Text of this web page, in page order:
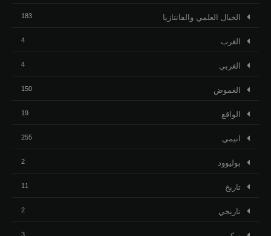
الخيال العلمي والفانتازيا 183
الغرب 4
الغربي 4
الغموض 150
الواقع 19
انيمي 255
بوليوود 2
تاريخ 11
تاريخي 2
3